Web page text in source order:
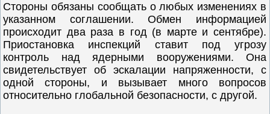
Стороны обязаны сообщать о любых изменениях в
указанном соглашении. Обмен информацией
происходит два раза в год (в марте и сентябре).
Приостановка инспекций ставит под угрозу
контроль над ядерными вооружениями. Она
свидетельствует об эскалации напряженности, с
одной стороны, и вызывает много вопросов
относительно глобальной безопасности, с другой.